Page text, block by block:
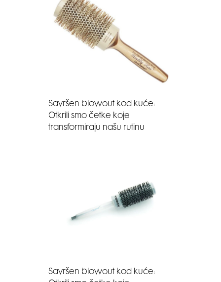
Savršen blowout kod kuće:
Otkrili smo četke koje
transformiraju našu rutinu
Savršen blowout kod kuće: